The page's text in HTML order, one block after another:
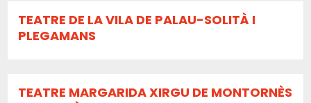
TEATRE DE LA VILA DE PALAU-SOLITÀ I
PLEGAMANS
TEATRE MARGARIDA XIRGU DE MONTORNÈS